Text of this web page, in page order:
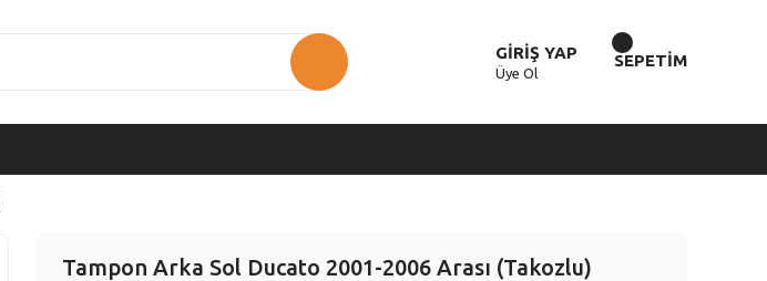
GİRİŞ YAP
Üye Ol
SEPETİM
Tampon Arka Sol Ducato 2001-2006 Arası (Takozlu)